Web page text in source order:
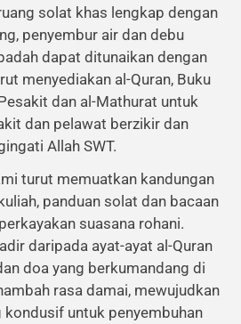
solat khas lengkap dengan
penyembur air dan debu
dapat ditunaikan dengan
menyediakan al-Quran, Buku
dan al-Mathurat untuk
dan pelawat berzikir dan
Allah SWT.
turut memuatkan kandungan
panduan solat dan bacaan
suasana rohani.
daripada ayat-ayat al-Quran
doa yang berkumandang di
rasa damai, mewujudkan
kondusif untuk penyembuhan